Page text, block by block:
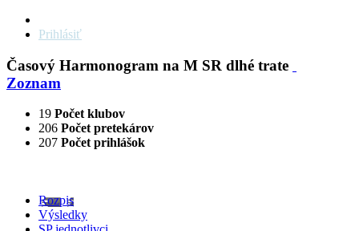
Prihlásiť
Časový Harmonogram na M SR dlhé trate
Zoznam
19 Počet klubov
206 Počet pretekárov
207 Počet prihlášok
Rozpis
Výsledky